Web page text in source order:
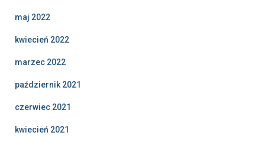
maj 2022
kwiecień 2022
marzec 2022
październik 2021
czerwiec 2021
kwiecień 2021